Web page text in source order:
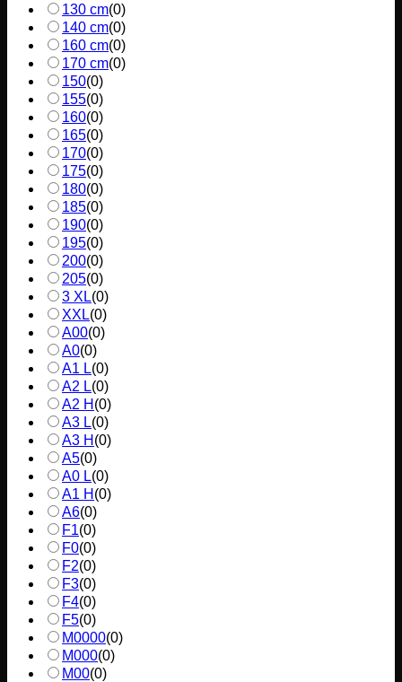
130 cm(0)
140 cm(0)
160 cm(0)
170 cm(0)
150(0)
155(0)
160(0)
165(0)
170(0)
175(0)
180(0)
185(0)
190(0)
195(0)
200(0)
205(0)
3 XL(0)
XXL(0)
A00(0)
A0(0)
A1 L(0)
A2 L(0)
A2 H (0)
A3 L(0)
A3 H (0)
A5(0)
A0 L(0)
A1 H (0)
A6(0)
F1(0)
F0(0)
F2(0)
F3(0)
F4(0)
F5(0)
M0000(0)
M000(0)
M00(0)